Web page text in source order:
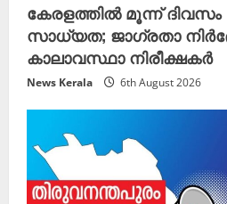
കേരളത്തിൽ മൂന്ന് ദിവസം
സാധ്യത; ജാഗ്രതാ
കാലാവസ്ഥാ നിരീക്ഷകർ
News Kerala 6th August 2026